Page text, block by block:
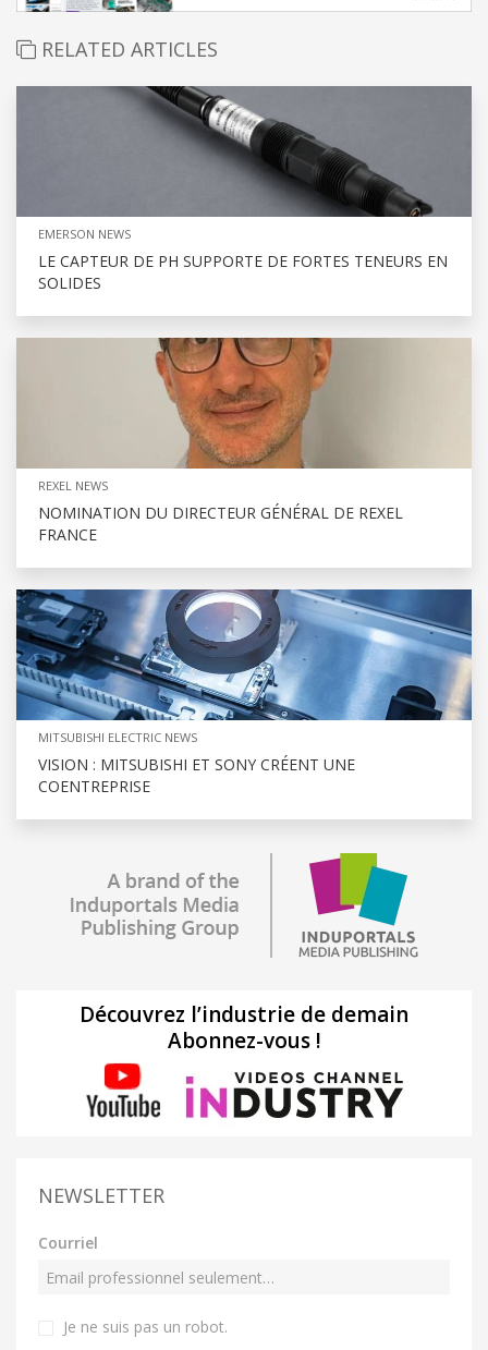
RELATED ARTICLES
EMERSON NEWS
LE CAPTEUR DE PH SUPPORTE DE FORTES TENEURS EN
SOLIDES
REXEL NEWS
NOMINATION DU DIRECTEUR GÉNÉRAL DE REXEL
FRANCE
MITSUBISHI ELECTRIC NEWS
VISION : MITSUBISHI ET SONY CRÉENT UNE
COENTREPRISE
Découvrez l’industrie de demain
Abonnez-vous !
NEWSLETTER
Courriel
Je ne suis pas un robot.